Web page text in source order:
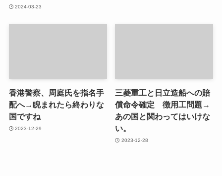
2024-03-23
香港警察、周庭氏を指名手
配へ→睨まれたら終わりな
国ですね
2023-12-29
三菱重工と日立造船への賠
償命令確定 徴用工問題→
あの国と関わってはいけな
い。
2023-12-28